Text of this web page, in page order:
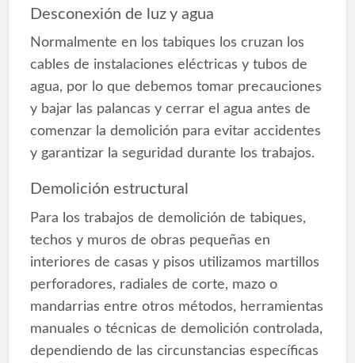
Desconexión de luz y agua
Normalmente en los tabiques los cruzan los
cables de instalaciones eléctricas y tubos de
agua, por lo que debemos tomar precauciones
y bajar las palancas y cerrar el agua antes de
comenzar la demolición para evitar accidentes
y garantizar la seguridad durante los trabajos.
Demolición estructural
Para los trabajos de demolición de tabiques,
techos y muros de obras pequeñas en
interiores de casas y pisos utilizamos martillos
perforadores, radiales de corte, mazo o
mandarrias entre otros métodos, herramientas
manuales o técnicas de demolición controlada,
dependiendo de las circunstancias específicas